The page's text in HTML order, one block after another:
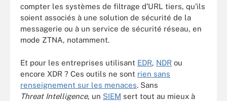
compter les systèmes de filtrage d’URL tiers, qu’ils
soient associés à une solution de sécurité de la
messagerie ou à un service de sécurité réseau, en
mode ZTNA, notamment.
Et pour les entreprises utilisant EDR, NDR ou
encore XDR ? Ces outils ne sont rien sans
renseignement sur les menaces. Sans
Threat Intelligence, un SIEM sert tout au mieux à